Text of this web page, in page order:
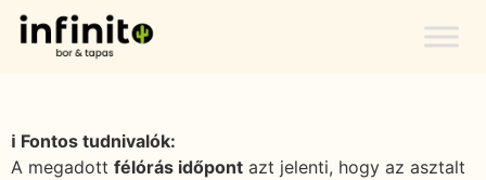
ℹ️ Fontos tudnivalók:
A megadott félórás időpont azt jelenti, hogy az asztalt